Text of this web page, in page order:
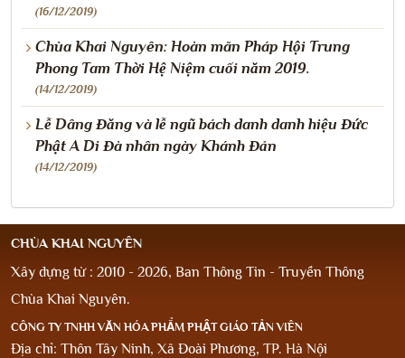
(16/12/2019)
Chùa Khai Nguyên: Hoàn mãn Pháp Hội Trung
Phong Tam Thời Hệ Niệm cuối năm 2019.
(14/12/2019)
Lễ Dâng Đăng và lễ ngũ bách danh danh hiệu Đức
Phật A Di Đà nhân ngày Khánh Đản
(14/12/2019)
CHÙA KHAI NGUYÊN
Xây dựng từ : 2010 - 2026, Ban Thông Tin - Truyền Thông
Chùa Khai Nguyên.
CÔNG TY TNHH VĂN HÓA PHẨM PHẬT GIÁO TẢN VIÊN
Địa chỉ: Thôn Tây Ninh, Xã Đoài Phương, TP. Hà Nội